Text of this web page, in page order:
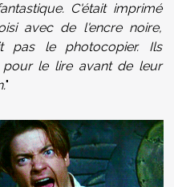
C'était imprimé
avec de l'encre noire,
pas le photocopier. Ils
pour le lire avant de leur
"